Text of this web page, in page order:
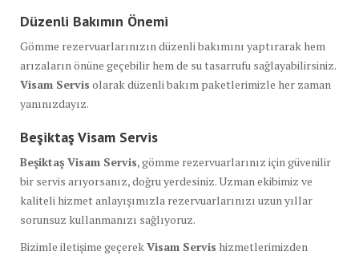
Düzenli Bakımın Önemi
Gömme rezervuarlarınızın düzenli bakımını yaptırarak hem
arızaların önüne geçebilir hem de su tasarrufu sağlayabilirsiniz.
Visam Servis olarak düzenli bakım paketlerimizle her zaman
yanınızdayız.
Beşiktaş Visam Servis
Beşiktaş Visam Servis, gömme rezervuarlarınız için güvenilir
bir servis arıyorsanız, doğru yerdesiniz. Uzman ekibimiz ve
kaliteli hizmet anlayışımızla rezervuarlarınızı uzun yıllar
sorunsuz kullanmanızı sağlıyoruz.
Bizimle iletişime geçerekVisam Servis hizmetlerimizden